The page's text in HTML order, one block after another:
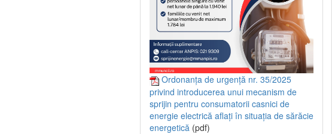
Ordonanța de urgență nr. 35/2025
privind introducerea unui mecanism de
sprijin pentru consumatorii casnici de
energie electrică aflați în situația de sărăcie
energetică (pdf)